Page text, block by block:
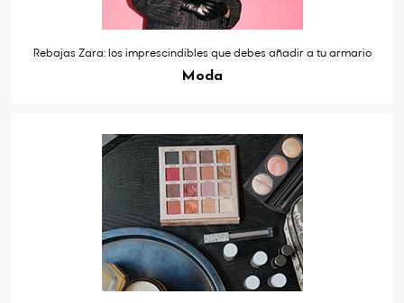
Rebajas Zara: los imprescindibles que debes añadir a tu armario
Moda